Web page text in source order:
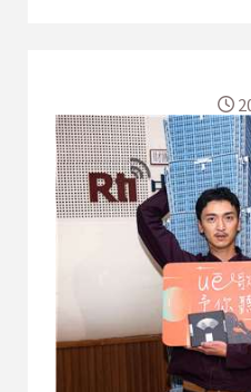
EmptyORio 希望給的是
中有了更多在乎與愛的
鋒陷陣，就轉化為想保
愛身邊的人，也可以是
（文：祐慈） EmptyORio 第二輪巡演預告 台北
場：9 月 25 日（五）台
日（六）高雄 Live
EmptyORio 官方社群以獲
心得跟敲碗主題，都請
snake4radio@rti.org.tw
https://